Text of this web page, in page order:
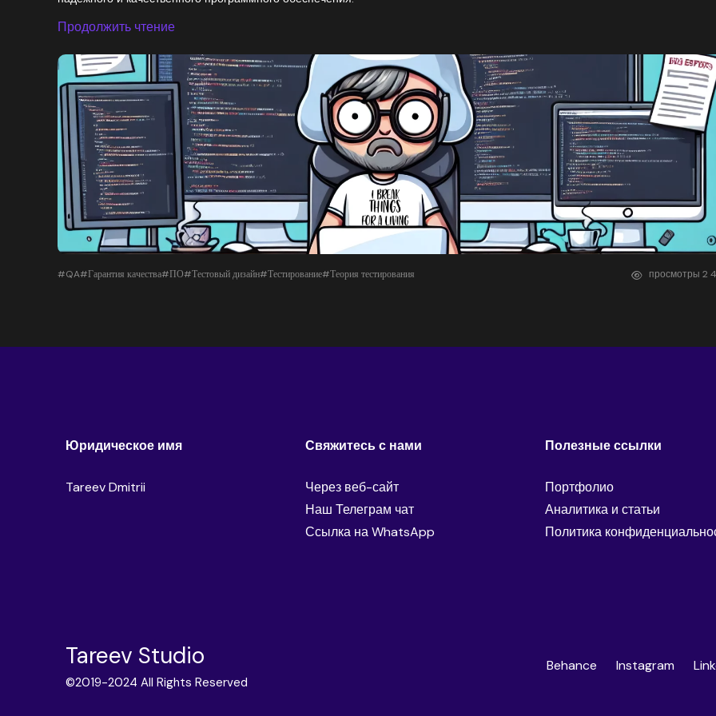
Продолжить чтение
#QA#Гарантия качества#ПО#Тестовый дизайн#Тестирование#Теория тестирования просмотры 2
Юридическое имя
Tareev Dmitrii
Свяжитесь с нами
Через веб-сайт
Наш Телеграм чат
Ссылка на WhatsApp
Полезные ссылки
Портфолио
Аналитика и статьи
Политика
Tareev Studio
©2019-2024 All Rights Reserved
Behance Instagram